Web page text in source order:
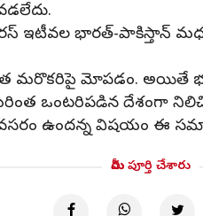
భారత్-పాకిస్తాన్
మరొకరిపై మోపడం. అయితే
ఒంటరిపడిన దేశంగా
ఉందన్న విషయం ఈ
మీరు పూర్తి చేశారు